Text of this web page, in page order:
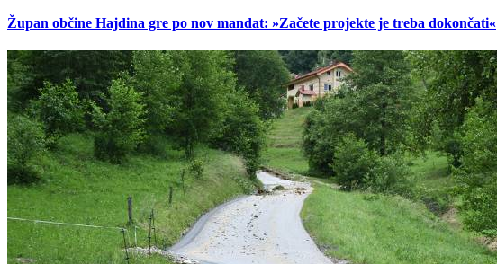
Župan občine Hajdina gre po nov mandat: »Začete projekte je treba dokončati«